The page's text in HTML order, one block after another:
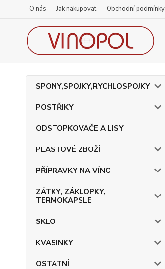
O nás Jak nakupovat Obchodní podmínky
SPONY,SPOJKY,RYCHLOSPOJKY
POSTŘIKY
ODSTOPKOVAČE A LISY
PLASTOVÉ ZBOŽÍ
PŘÍPRAVKY NA VÍNO
ZÁTKY, ZÁKLOPKY,
TERMOKAPSLE
SKLO
KVASINKY
OSTATNÍ